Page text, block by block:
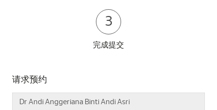
3
完成提交
请求预约